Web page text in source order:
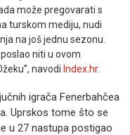
može pregovarati s
turskom mediju, nudi
na još jednu sezonu.
niti u ovom
navodi Index.hr.
igrača Fenerbahčea
Uprskos tome što se
u 27 nastupa postigao